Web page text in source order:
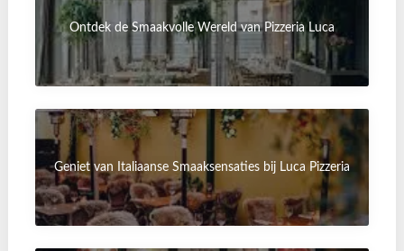
Ontdek de Smaakvolle Wereld van Pizzeria Luca
Geniet van Italiaanse Smaaksensaties bij Luca Pizzeria